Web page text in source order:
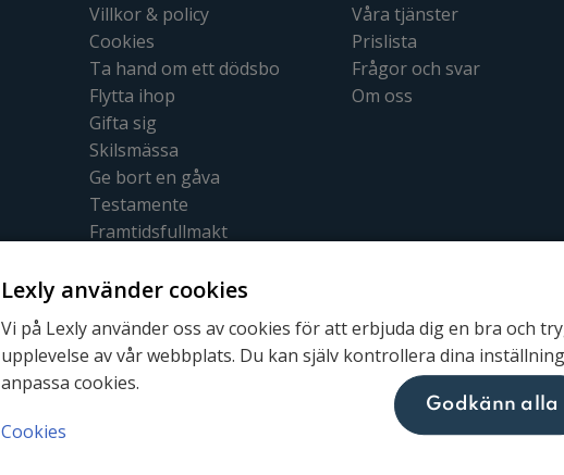
Villkor & policy
Cookies
Ta hand om ett dödsbo
Flytta ihop
Gifta sig
Skilsmässa
Ge bort en gåva
Testamente
Framtidsfullmakt
Våra tjänster
Prislista
Frågor och svar
Om oss
Lexly använder cookies
Vi på Lexly använder oss av cookies för att erbjuda dig en bra och
upplevelse av vår webbplats. Du kan själv kontrollera dina
anpassa cookies.
Cookies
Godkänn alla